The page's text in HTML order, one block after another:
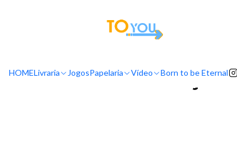
HOMELivraria JogosPapelaria Vídeo Born to be Eternal
Termos e Condições
Termos e Condições